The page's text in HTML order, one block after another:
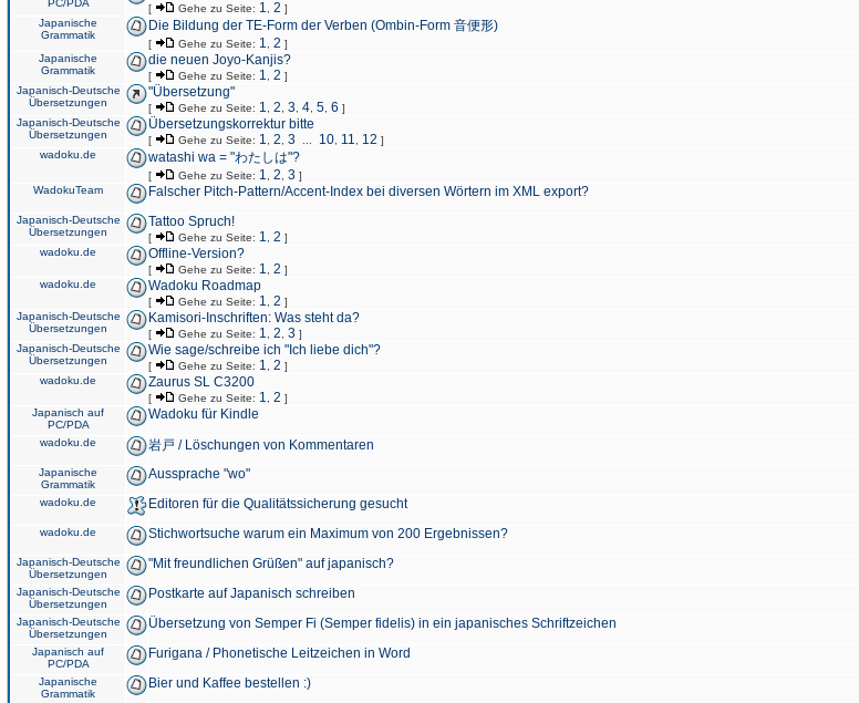
PC/PDA
[ Gehe zu Seite: 1 2 ]
Japanische
Grammatik
Die Bildung der TE-Form der Verben (Ombin-Form 音便形)
[ Gehe zu Seite: 1 2 ]
Japanische
Grammatik
die neuen Joyo-Kanjis?
[ Gehe zu Seite: 1 2 ]
Japanisch-Deutsche
Übersetzungen
"Übersetzung"
[ Gehe zu Seite: 1 2 3 4 5 6 ]
Japanisch-Deutsche
Übersetzungen
Übersetzungskorrektur bitte
[ Gehe zu Seite: 1 2 3 10 11 12 ]
wadoku.de watashi wa = "わたしは"?
[ Gehe zu Seite: 1 2 3 ]
WadokuTeam Falscher Pitch-Pattern/Accent-Index bei diversen Wörtern im XML export?
Japanisch-Deutsche
Übersetzungen
Tattoo Spruch!
[ Gehe zu Seite: 1 2 ]
wadoku.de Offline-Version?
[ Gehe zu Seite: 1 2 ]
wadoku.de Wadoku Roadmap
[ Gehe zu Seite: 1 2 ]
Japanisch-Deutsche
Übersetzungen
Kamisori-Inschriften: Was steht da?
[ Gehe zu Seite: 1 2 3 ]
Japanisch-Deutsche
Übersetzungen
Wie sage/schreibe ich "Ich liebe dich"?
[ Gehe zu Seite: 1 2 ]
wadoku.de Zaurus SL C3200
[ Gehe zu Seite: 1 2 ]
Japanisch auf
PC/PDA
Wadoku für Kindle
wadoku.de 岩戸 / Löschungen von Kommentaren
Japanische
Grammatik
Aussprache "wo"
wadoku.de Editoren für die Qualitätssicherung gesucht
wadoku.de Stichwortsuche warum ein Maximum von 200 Ergebnissen?
Japanisch-Deutsche
Übersetzungen
"Mit freundlichen Grüßen" auf japanisch?
Japanisch-Deutsche
Übersetzungen
Postkarte auf Japanisch schreiben
Japanisch-Deutsche
Übersetzungen
Übersetzung von Semper Fi (Semper fidelis) in ein japanisches Schriftzeichen
Japanisch auf
PC/PDA
Furigana / Phonetische Leitzeichen in Word
Japanische
Grammatik
Bier und Kaffee bestellen :)